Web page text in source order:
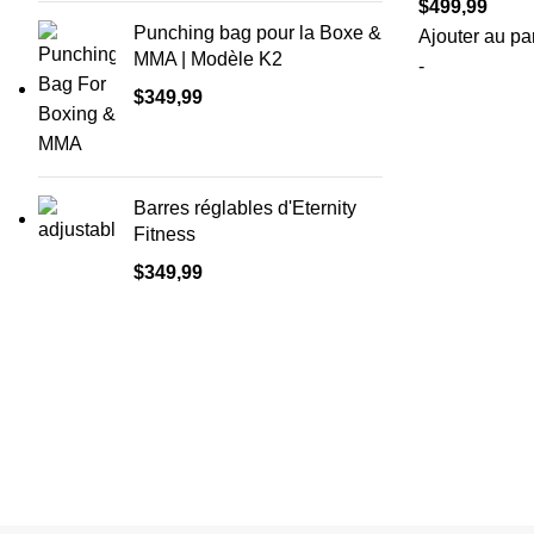
Punching bag pour la Boxe &
MMA | Modèle K2
$349,99
Barres réglables d'Eternity
Fitness
$349,99
$499,99
Ajouter au
-